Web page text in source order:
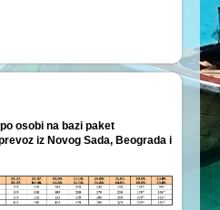
osobi na bazi paket
iz Novog Sada, Beograda i